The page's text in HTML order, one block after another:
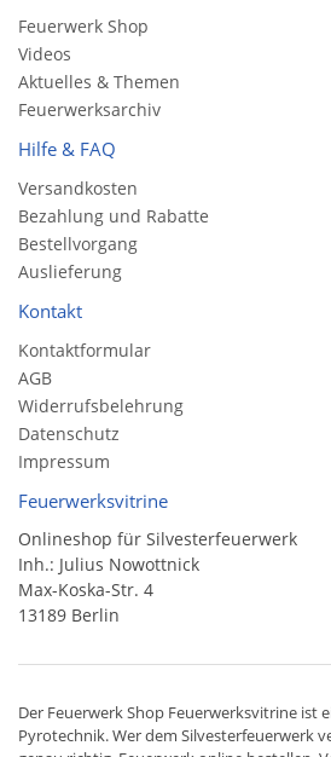
Feuerwerk Shop
Videos
Aktuelles & Themen
Feuerwerksarchiv
Hilfe & FAQ
Versandkosten
Bezahlung und Rabatte
Bestellvorgang
Auslieferung
Kontakt
Kontaktformular
AGB
Widerrufsbelehrung
Datenschutz
Impressum
Feuerwerksvitrine
Onlineshop für Silvesterfeuerwerk
Inh.: Julius Nowottnick
Max-Koska-Str. 4
13189 Berlin
Der Feuerwerk Shop Feuerwerksvitrine ist
Pyrotechnik. Wer dem Silvesterfeuerwerk